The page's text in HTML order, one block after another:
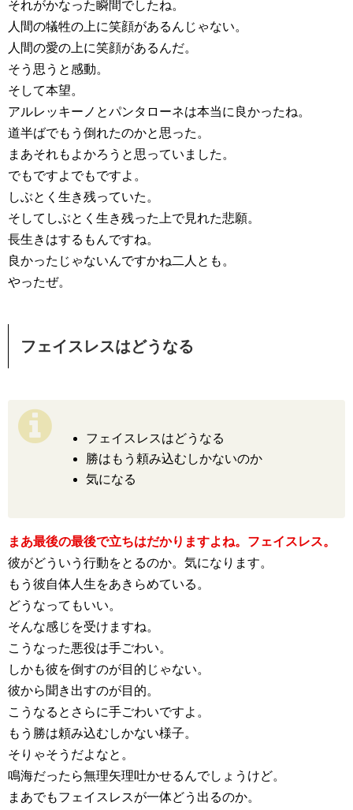
それがかなった瞬間でしたね。
人間の犠牲の上に笑顔があるんじゃない。
人間の愛の上に笑顔があるんだ。
そう思うと感動。
そして本望。
アルレッキーノとパンタローネは本当に良かったね。
道半ばでもう倒れたのかと思った。
まあそれもよかろうと思っていました。
でもですよでもですよ。
しぶとく生き残っていた。
そしてしぶとく生き残った上で見れた悲願。
長生きはするもんですね。
良かったじゃないんですかね二人とも。
やったぜ。
フェイスレスはどうなる
フェイスレスはどうなる
勝はもう頼み込むしかないのか
気になる
まあ最後の最後で立ちはだかりますよね。フェイスレス。
彼がどういう行動をとるのか。気になります。
もう彼自体人生をあきらめている。
どうなってもいい。
そんな感じを受けますね。
こうなった悪役は手ごわい。
しかも彼を倒すのが目的じゃない。
彼から聞き出すのが目的。
こうなるとさらに手ごわいですよ。
もう勝は頼み込むしかない様子。
そりゃそうだよなと。
鳴海だったら無理矢理吐かせるんでしょうけど。
まあでもフェイスレスが一体どう出るのか。